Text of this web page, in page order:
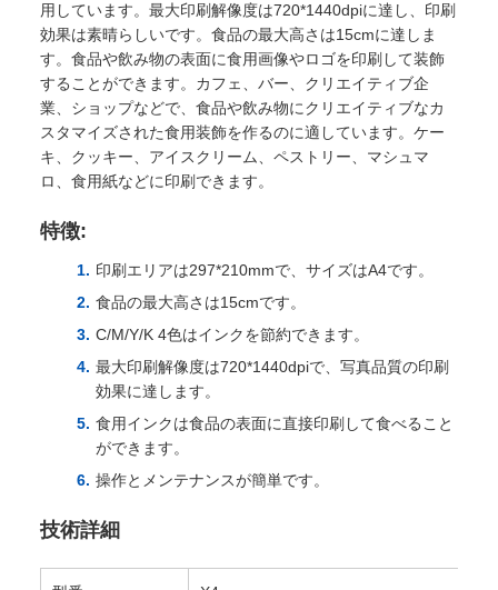
用しています。最大印刷解像度は720*1440dpiに達し、印刷
効果は素晴らしいです。食品の最大高さは15cmに達しま
す。食品や飲み物の表面に食用画像やロゴを印刷して装飾
することができます。カフェ、バー、クリエイティブ企
業、ショップなどで、食品や飲み物にクリエイティブなカ
スタマイズされた食用装飾を作るのに適しています。ケー
キ、クッキー、アイスクリーム、ペストリー、マシュマ
ロ、食用紙などに印刷できます。
特徴:
印刷エリアは297*210mmで、サイズはA4です。
食品の最大高さは15cmです。
C/M/Y/K 4色はインクを節約できます。
最大印刷解像度は720*1440dpiで、写真品質の印刷
効果に達します。
食用インクは食品の表面に直接印刷して食べること
ができます。
操作とメンテナンスが簡単です。
技術詳細